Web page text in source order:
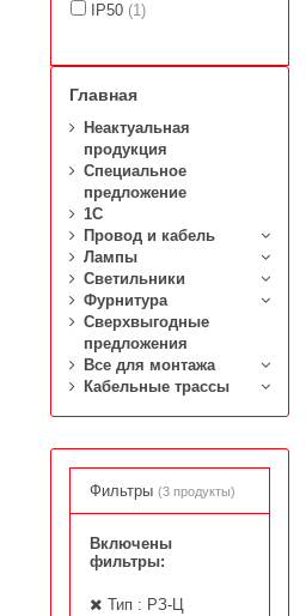
IP50 (1)
Главная
Неактуальная
продукция
Специальное
предложение
1C
Провод и кабель
Лампы
Светильники
Фурнитура
Сверхвыгодные
предложения
Все для монтажа
Кабельные трассы
Фильтры(3 продукты)
Включены
фильтры:
Тип : РЗ-Ц